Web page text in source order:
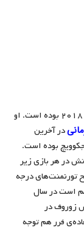
الکساندر زورف پدیده‌ی بی چون چرای تنیس در سال ۲۰۱۸ بوده است. او
در آخرین
بوده است.
در هر بازی زیر
تورنمنت‌های درجه
است در سال
زوروف در
فرر هم توجه